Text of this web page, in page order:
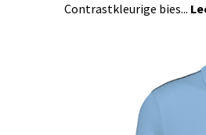
Contrastkleurige bies...